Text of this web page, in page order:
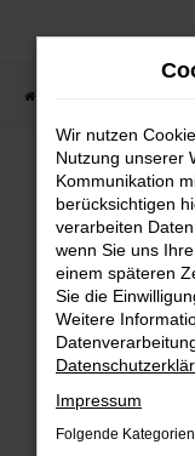
Zum
Fehler:
Beim Laden
Hier sind
können:
deine
Wir nutzen
Nutzung unserer
Kommunikation
berücksichtigen
verarbeiten
wenn Sie uns
einem späteren
Sie die
Weitere
Impressum
Folgende